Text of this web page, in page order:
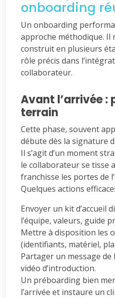
onboarding
Un onboarding
approche méthodique. Il
construit en plusieurs
rôle précis dans
collaborateur.
Avant l’arrivée :
terrain
Cette phase, souvent
débute dès la signature
Il s’agit d’un moment
le collaborateur se tisse
franchisse les portes de
Quelques actions
Envoyer un kit d’accueil
l’équipe, valeurs, guide
Mettre à disposition les
(identifiants, matériel,
Partager un message
vidéo d’introduction.
Un préboarding bien
l’arrivée et instaure un